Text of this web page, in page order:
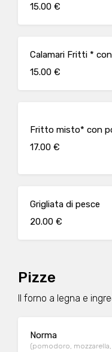
15.00 €
Calamari Fritti *
15.00 €
Fritto misto* con
17.00 €
Grigliata di pesce
20.00 €
Pizze
Il forno a legna e
Norma
(pomodoro,